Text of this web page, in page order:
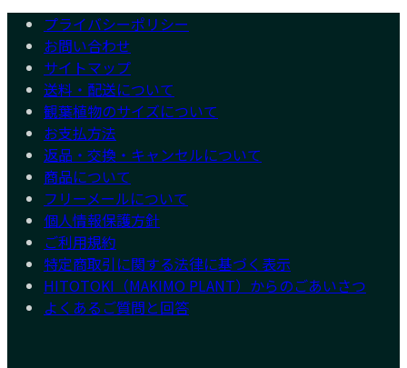
プライバシーポリシー
お問い合わせ
サイトマップ
送料・配送について
観葉植物のサイズについて
お支払方法
返品・交換・キャンセルについて
商品について
フリーメールについて
個人情報保護方針
ご利用規約
特定商取引に関する法律に基づく表示
HITOTOKI（MAKIMO PLANT）からのごあいさつ
よくあるご質問と回答